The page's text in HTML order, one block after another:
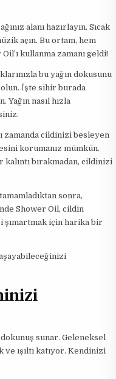
alanı hazırlayın. Sıcak
açın. Bu ortam, hem
kullanma zamanı geldi!
bu yağın dokusunu
İşte sihir burada
nasıl hızla
zamanda cildinizi besleyen
korumanız mümkün.
bırakmadan, cildinizi
sonra,
Shower Oil, cildin
için harika bir
sunar. Geleneksel
ışıltı katıyor. Kendinizi